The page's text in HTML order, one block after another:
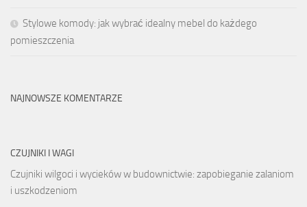
Stylowe komody: jak wybrać idealny mebel do każdego
pomieszczenia
NAJNOWSZE KOMENTARZE
CZUJNIKI I WAGI
Czujniki wilgoci i wycieków w budownictwie: zapobieganie zalaniom
i uszkodzeniom